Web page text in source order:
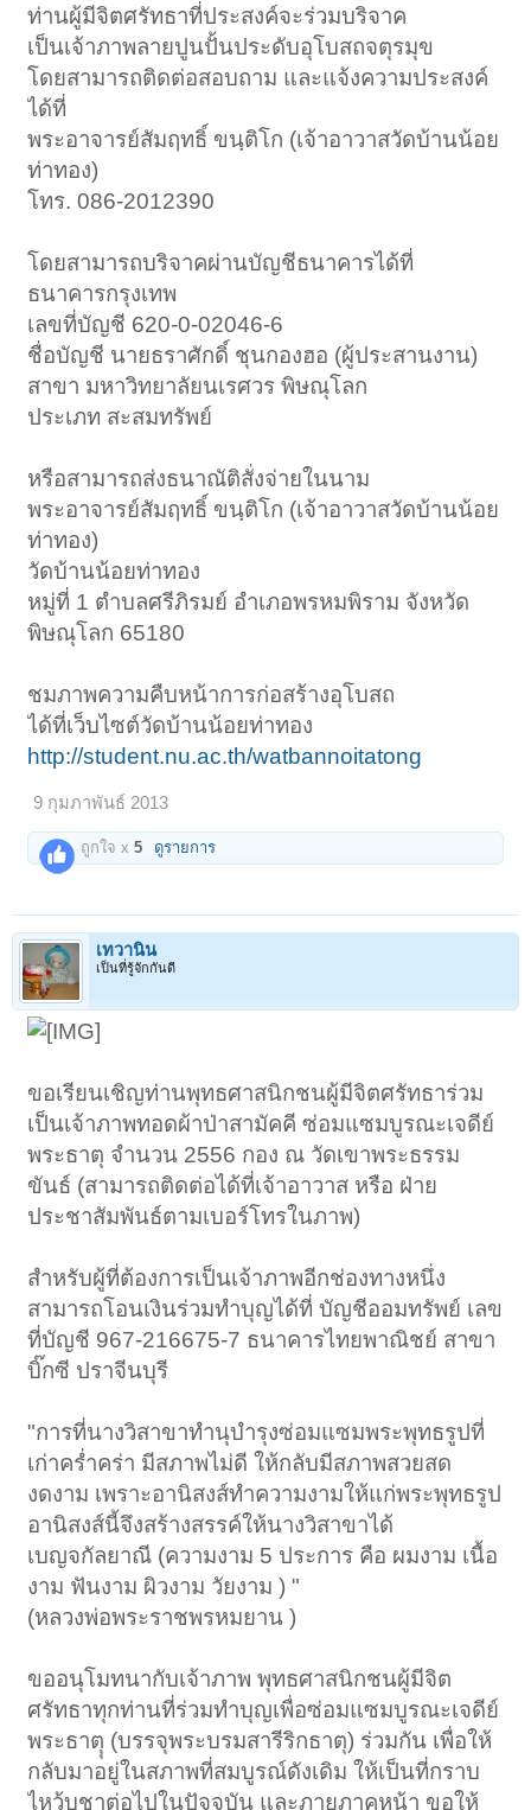
ท่านผู้มีจิตศรัทธาที่ประสงค์จะร่วมบริจาค
เป็นเจ้าภาพลายปูนปั้นประดับอุโบสถจตุรมุข
โดยสามารถติดต่อสอบถาม และแจ้งความประสงค์
ได้ที่
พระอาจารย์สัมฤทธิ์ ขนฺติโก (เจ้าอาวาสวัดบ้านน้อย
ท่าทอง)
โทร. 086-2012390
โดยสามารถบริจาคผ่านบัญชีธนาคารได้ที่
ธนาคารกรุงเทพ
เลขที่บัญชี 620-0-02046-6
ชื่อบัญชี นายธราศักดิ์ ชุนกองฮอ (ผู้ประสานงาน)
สาขา มหาวิทยาลัยนเรศวร พิษณุโลก
ประเภท สะสมทรัพย์
หรือสามารถส่งธนาณัติสั่งจ่ายในนาม
พระอาจารย์สัมฤทธิ์ ขนฺติโก (เจ้าอาวาสวัดบ้านน้อย
ท่าทอง)
วัดบ้านน้อยท่าทอง
หมู่ที่ 1 ตำบลศรีภิรมย์ อำเภอพรหมพิราม จังหวัด
พิษณุโลก 65180
ชมภาพความคืบหน้าการก่อสร้างอุโบสถ
ได้ที่เว็บไซต์วัดบ้านน้อยท่าทอง
http://student.nu.ac.th/watbannoitatong
9 กุมภาพันธ์ 2013
ถูกใจ x5 ดูรายการ
เทวานิน
เป็นที่รู้จักกันดี
ขอเรียนเชิญท่านพุทธศาสนิกชนผู้มีจิตศรัทธาร่วม
เป็นเจ้าภาพทอดผ้าป่าสามัคคี ซ่อมแซมบูรณะเจดีย์
พระธาตุ จำนวน 2556 กอง ณ วัดเขาพระธรรม
ขันธ์ (สามารถติดต่อได้ที่เจ้าอาวาส หรือ ฝ่าย
ประชาสัมพันธ์ตามเบอร์โทรในภาพ)
สำหรับผู้ที่ต้องการเป็นเจ้าภาพอีกช่องทางหนึ่ง
สามารถโอนเงินร่วมทำบุญได้ที่ บัญชีออมทรัพย์ เลข
ที่บัญชี 967-216675-7 ธนาคารไทยพาณิชย์ สาขา
บิ๊กซี ปราจีนบุรี
"การที่นางวิสาขาทำนุบำรุงซ่อมแซมพระพุทธรูปที่
เก่าคร่ำคร่า มีสภาพไม่ดี ให้กลับมีสภาพสวยสด
งดงาม เพราะอานิสงส์ทำความงามให้แก่พระพุทธรูป
อานิสงส์นี้จึงสร้างสรรค์ให้นางวิสาขาได้
เบญจกัลยาณี (ความงาม 5 ประการ คือ ผมงาม เนื้อ
งาม ฟันงาม ผิวงาม วัยงาม ) "
(หลวงพ่อพระราชพรหมยาน )
ขออนุโมทนากับเจ้าภาพ พุทธศาสนิกชนผู้มีจิต
ศรัทธาทุกท่านที่ร่วมทำบุญเพื่อซ่อมแซมบูรณะเจดีย์
พระธาตุุ (บรรจุพระบรมสารีริกธาตุ) ร่วมกัน เพื่อให้
กลับมาอยู่ในสภาพที่สมบูรณ์ดังเดิม ให้เป็นที่กราบ
ไหว้บูชาต่อไปในปัจจุบัน และภายภาคหน้า ขอให้